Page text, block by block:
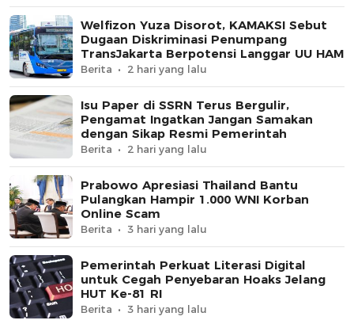
Welfizon Yuza Disorot, KAMAKSI Sebut
Dugaan Diskriminasi Penumpang
TransJakarta Berpotensi Langgar UU HAM
Berita 2 hari yang lalu
Isu Paper di SSRN Terus Bergulir,
Pengamat Ingatkan Jangan Samakan
dengan Sikap Resmi Pemerintah
Berita 2 hari yang lalu
Prabowo Apresiasi Thailand Bantu
Pulangkan Hampir 1.000 WNI Korban
Online Scam
Berita 3 hari yang lalu
Pemerintah Perkuat Literasi Digital
untuk Cegah Penyebaran Hoaks Jelang
HUT Ke-81 RI
Berita 3 hari yang lalu